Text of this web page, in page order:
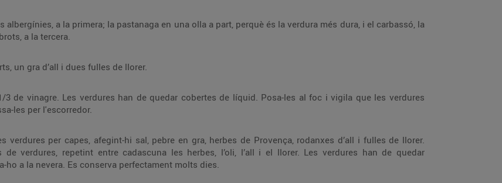
a la primera; la pastanaga en una olla a part, perquè és la verdura més dura, i el carbassó, la
a la tercera.
un gra d’all i dues fulles de llorer.
3 de vinagre. Les verdures han de quedar cobertes de líquid. Posa-les al foc i vigila que les verdures
les per l'escorredor.
verdures per capes, afegint-hi sal, pebre en gra, herbes de Provença, rodanxes d’all i fulles de llorer.
verdures, repetint entre cadascuna les herbes, l’oli, l’all i el llorer. Les verdures han de quedar
ho a la nevera. Es conserva perfectament molts dies.